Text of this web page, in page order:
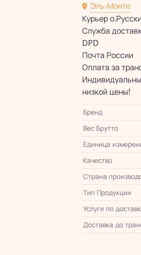
Эль-Монте
Курьер
Служба
DPD
Почта России
Оплата за
низкой цены!
Бренд
Вес Брутто
Единица
Качество
Страна
Тип Продукции
Услуги по
Доставка до